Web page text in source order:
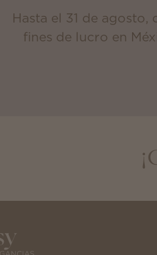
Hasta el 31 de
fines de lucro en